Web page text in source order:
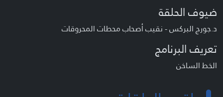
ضيوف الحلقة
د.جورج البركس - نقيب أصحاب محطات المحروقات
تعريف البرنامج
الخط الساخن